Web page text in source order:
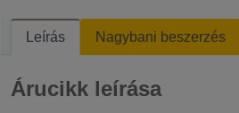
Leírás Nagybani beszerzés
Árucikk leírása